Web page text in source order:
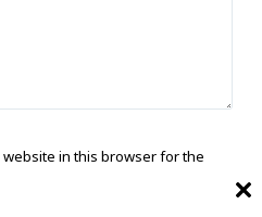
website in this browser for the